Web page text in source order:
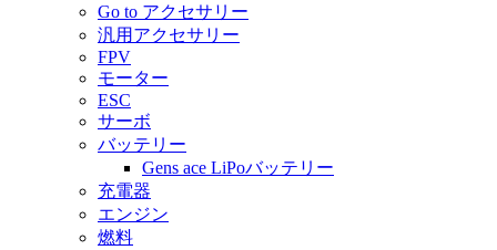
Go to アクセサリー
汎用アクセサリー
FPV
モーター
ESC
サーボ
バッテリー
Gens ace LiPoバッテリー
充電器
エンジン
燃料